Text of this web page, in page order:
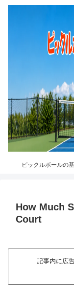
ピックルボールの
How Much
Court
記事内に広